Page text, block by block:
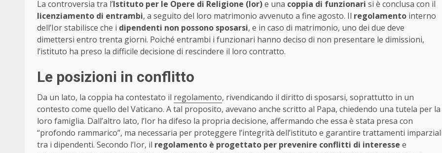
La controversia tra l’Istituto per le Opere di Religione (Ior)e una coppia di funzionari si è conclusa con il
licenziamento di entrambi, a seguito del loro matrimonio avvenuto a fine agosto. Il regolamento interno
dell’Ior stabilisce che i dipendenti non possono sposarsi, e in caso di matrimonio, uno dei due deve
dimettersi entro trenta giorni. Poiché entrambi i funzionari hanno deciso di non presentare le dimissioni,
l’istituto ha preso la difficile decisione di rescindere il loro contratto.
Le posizioni in conflitto
Da un lato, la coppia ha contestato il regolamento, rivendicando il diritto di sposarsi, soprattutto in un
contesto come quello del Vaticano. A tal proposito, avevano anche scritto al Papa, chiedendo una tutela per la
loro famiglia. Dall’altro lato, l’Ior ha difeso la propria decisione, affermando che essa è stata presa con
“profondo rammarico”, ma necessaria per proteggere l’integrità dell’istituto e garantire trattamenti
tra i dipendenti. Secondo l’Ior, il regolamento è progettato per prevenire conflitti di interesse e